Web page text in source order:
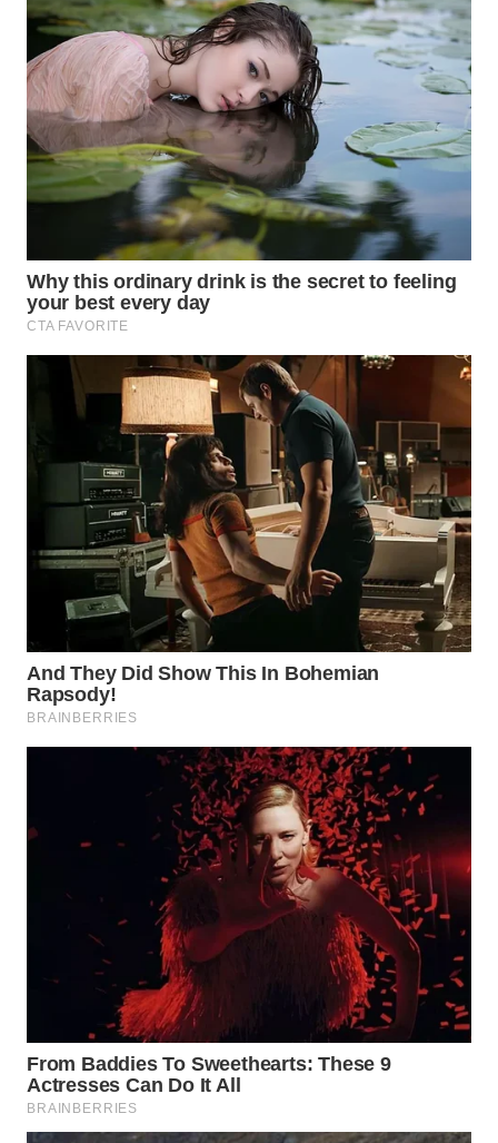
WAHANA
ADVOKAT
WAHANA
INFRASTRUKTUR
WAHANA
LISTRIK
WAHANA
TRAVEL
WAHANA
WAHANANEWS
ID
WAHANANEWS
CO ID
WAHANANEWS
UMKM
SELEB
WAHANA
PERSONA
WAHANA